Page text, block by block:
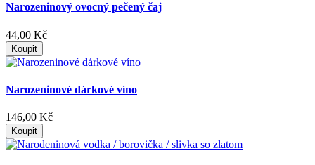
Narozeninový ovocný pečený čaj
44,00 Kč
Koupit
Narozeninové dárkové víno
146,00 Kč
Koupit